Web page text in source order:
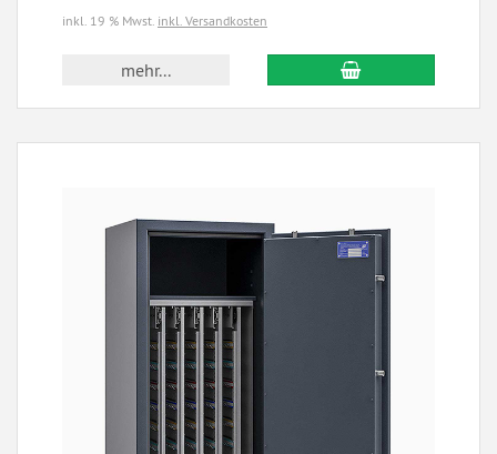
inkl. 19 % Mwst. inkl. Versandkosten
mehr...